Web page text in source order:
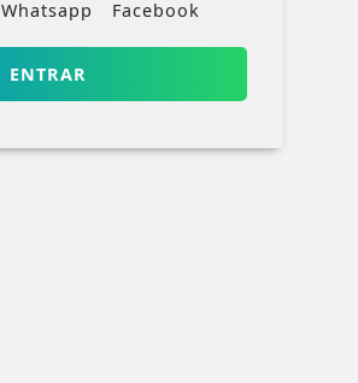
Whatsapp Facebook
ENTRAR